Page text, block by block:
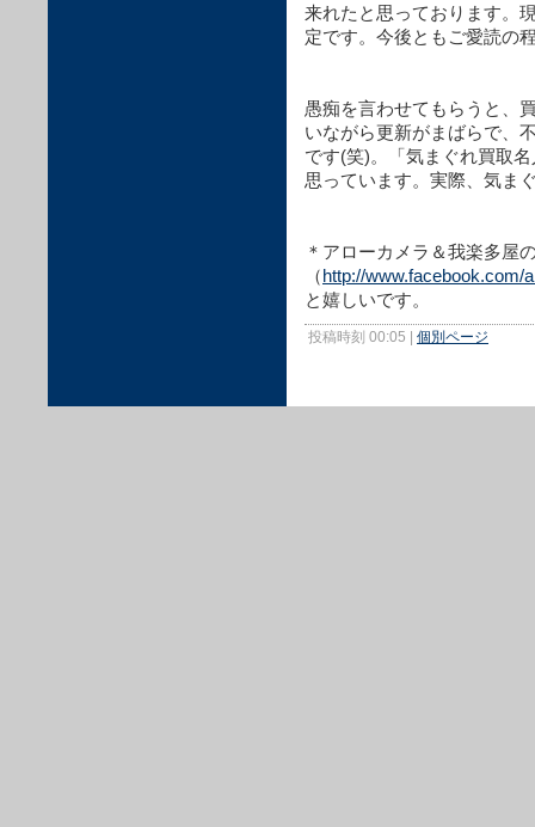
来れたと思っております。
定です。今後ともご愛読の
愚痴を言わせてもらうと、
いながら更新がまばらで、
です(笑)。「気まぐれ買取
思っています。実際、気ま
＊アローカメラ＆我楽多屋
（http://www.facebook.com/
と嬉しいです。
投稿時刻 00:05 | 個別ページ